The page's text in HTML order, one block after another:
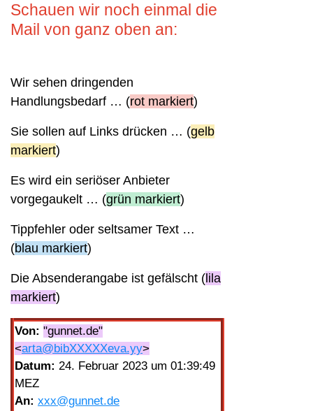
Schauen wir noch einmal die
Mail von ganz oben an:
Wir sehen dringenden
Handlungsbedarf … (rot markiert)
Sie sollen auf Links drücken … (gelb
markiert)
Es wird ein seriöser Anbieter
vorgegaukelt … (grün markiert)
Tippfehler oder seltsamer Text …
(blau markiert)
Die Absenderangabe ist gefälscht ( lila
markiert)
Von: "gunnet.de"
<arta@bibXXXXXeva.yy>
Datum: 24. Februar 2023 um 01:39:49
MEZ
An: xxx@gunnet.de